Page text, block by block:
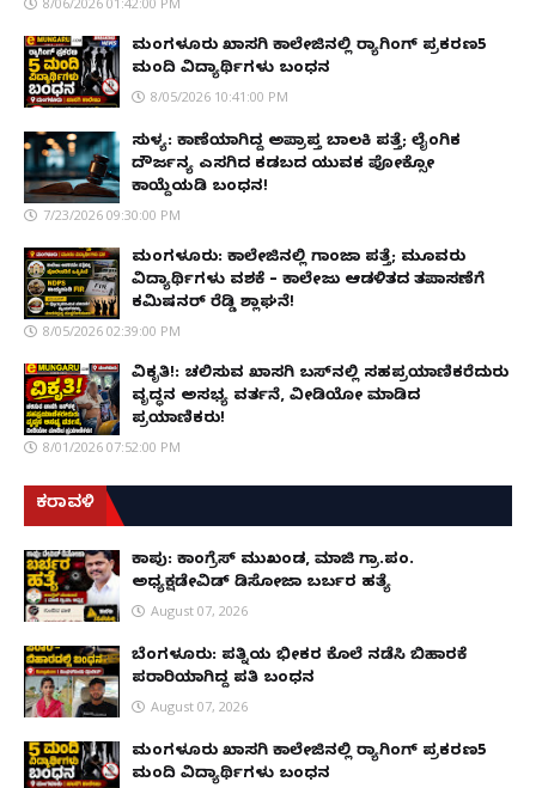
ಮಂಗಳೂರು ಖಾಸಗಿ ಕಾಲೇಜಿನಲ್ಲಿ ರ‌್ಯಾಗಿಂಗ್ ಪ್ರಕರಣ5
ಮಂದಿ ವಿದ್ಯಾರ್ಥಿಗಳು ಬಂಧನ
8/05/2026 10:41:00 PM
ಸುಳ್ಯ: ಕಾಣೆಯಾಗಿದ್ದ ಅಪ್ರಾಪ್ತ ಬಾಲಕಿ ಪತ್ತೆ; ಲೈಂಗಿಕ
ದೌರ್ಜನ್ಯ ಎಸಗಿದ ಕಡಬದ ಯುವಕ ಪೋಕ್ಸೋ
ಕಾಯ್ದೆಯಡಿ ಬಂಧನ!
7/23/2026 09:30:00 PM
ಮಂಗಳೂರು: ಕಾಲೇಜಿನಲ್ಲಿ ಗಾಂಜಾ ಪತ್ತೆ; ಮೂವರು
ವಿದ್ಯಾರ್ಥಿಗಳು ವಶಕ್ಕೆ – ಕಾಲೇಜು ಆಡಳಿತದ ತಪಾಸಣೆಗೆ
ಕಮಿಷನರ್ ರೆಡ್ಡಿ ಶ್ಲಾಘನೆ!
8/05/2026 02:39:00 PM
ವಿಕೃತಿ!: ಚಲಿಸುವ ಖಾಸಗಿ ಬಸ್‌ನಲ್ಲಿ ಸಹಪ್ರಯಾಣಿಕರೆದುರು
ವೃದ್ಧನ ಅಸಭ್ಯ ವರ್ತನೆ, ವೀಡಿಯೋ ಮಾಡಿದ
ಪ್ರಯಾಣಿಕರು!
8/01/2026 07:52:00 PM
ಕರಾವಳಿ
ಕಾಪು: ಕಾಂಗ್ರೆಸ್ ಮುಖಂಡ, ಮಾಜಿ ಗ್ರಾ.ಪಂ.
ಅಧ್ಯಕ್ಷಡೇವಿಡ್ ಡಿಸೋಜಾ ಬರ್ಬರ ಹತ್ಯೆ
August 07, 2026
ಬೆಂಗಳೂರು: ಪತ್ನಿಯ ಭೀಕರ ಕೊಲೆ ನಡೆಸಿ ಬಿಹಾರಕ್ಕೆ
ಪರಾರಿಯಾಗಿದ್ದ ಪತಿ ಬಂಧನ
August 07, 2026
ಮಂಗಳೂರು ಖಾಸಗಿ ಕಾಲೇಜಿನಲ್ಲಿ ರ‌್ಯಾಗಿಂಗ್ ಪ್ರಕರಣ5
ಮಂದಿ ವಿದ್ಯಾರ್ಥಿಗಳು ಬಂಧನ